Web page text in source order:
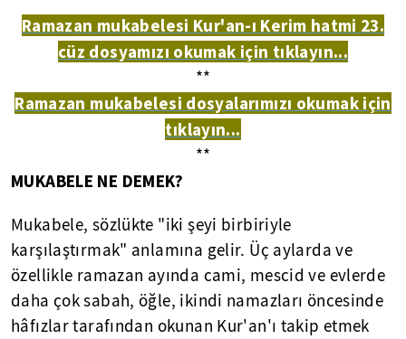
Ramazan mukabelesi Kur'an-ı Kerim hatmi 23.
cüz dosyamızı okumak için tıklayın...
**
Ramazan mukabelesi dosyalarımızı okumak için
tıklayın...
**
MUKABELE NE DEMEK?
Mukabele, sözlükte "iki şeyi birbiriyle
karşılaştırmak" anlamına gelir. Üç aylarda ve
özellikle ramazan ayında cami, mescid ve evlerde
daha çok sabah, öğle, ikindi namazları öncesinde
hâfızlar tarafından okunan Kur'an'ı takip etmek